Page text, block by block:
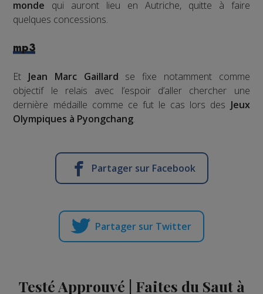
monde qui auront lieu en Autriche, quitte à faire
quelques concessions.
mp3
Et Jean Marc Gaillard se fixe notamment comme
objectif le relais avec l’espoir d’aller chercher une
dernière médaille comme ce fut le cas lors des Jeux
Olympiques à Pyongchang.
Partager sur Facebook
Partager sur Twitter
Testé Approuvé | Faites du Saut à